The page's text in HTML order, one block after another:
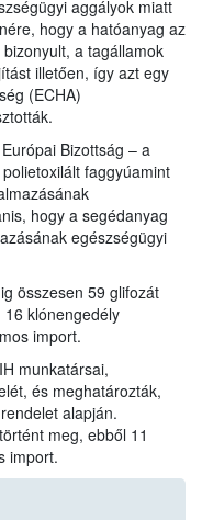
aggályok miatt
hogy a hatóanyag az
a tagállamok
illetően, így azt egy
(ECHA)
Bizottság – a
faggyúamint
hogy a segédanyag
egészségügyi
összesen 59 glifozát
klónengedély
import.
munkatársai,
és meghatározták,
alapján.
meg, ebből 11
import.